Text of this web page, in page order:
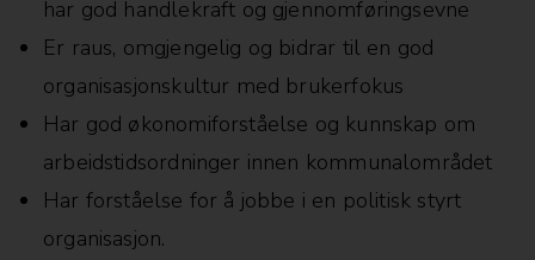
har god handlekraft og gjennomføringsevne
Er raus, omgjengelig og bidrar til en god
organisasjonskultur med brukerfokus
Har god økonomiforståelse og kunnskap om
arbeidstidsordninger innen kommunalområdet
Har forståelse for å jobbe i en politisk styrt
organisasjon.